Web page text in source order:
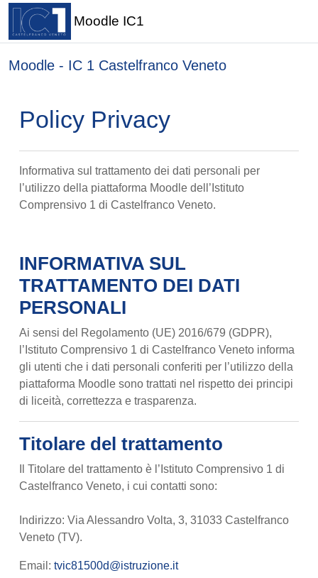
Moodle IC1
Moodle - IC 1 Castelfranco Veneto
Policy Privacy
Informativa sul trattamento dei dati personali per
l’utilizzo della piattaforma Moodle dell’Istituto
Comprensivo 1 di Castelfranco Veneto.
INFORMATIVA SUL
TRATTAMENTO DEI DATI
PERSONALI
Ai sensi del Regolamento (UE) 2016/679 (GDPR),
l’Istituto Comprensivo 1 di Castelfranco Veneto informa
gli utenti che i dati personali conferiti per l’utilizzo della
piattaforma Moodle sono trattati nel rispetto dei principi
di liceità, correttezza e trasparenza.
Titolare del trattamento
Il Titolare del trattamento è l’Istituto Comprensivo 1 di
Castelfranco Veneto, i cui contatti sono:
Indirizzo: Via Alessandro Volta, 3, 31033 Castelfranco
Veneto (TV).
Email: tvic81500d@istruzione.it